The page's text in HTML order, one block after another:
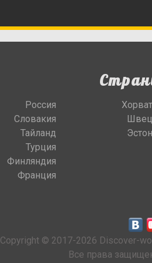
Россия
Словакия
Тайланд
Турция
Финляндия
Франция
Copyright © 2017-2026 Discover-
Все права